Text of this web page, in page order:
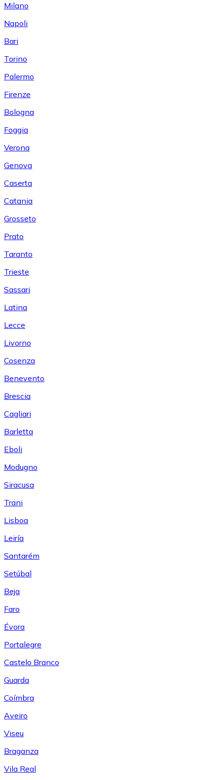
Milano
Napoli
Bari
Torino
Palermo
Firenze
Bologna
Foggia
Verona
Genova
Caserta
Catania
Grosseto
Prato
Taranto
Trieste
Sassari
Latina
Lecce
Livorno
Cosenza
Benevento
Brescia
Cagliari
Barletta
Eboli
Modugno
Siracusa
Trani
Lisboa
Leiría
Santarém
Setúbal
Beja
Faro
Évora
Portalegre
Castelo Branco
Guarda
Coímbra
Aveiro
Viseu
Braganza
Vila Real